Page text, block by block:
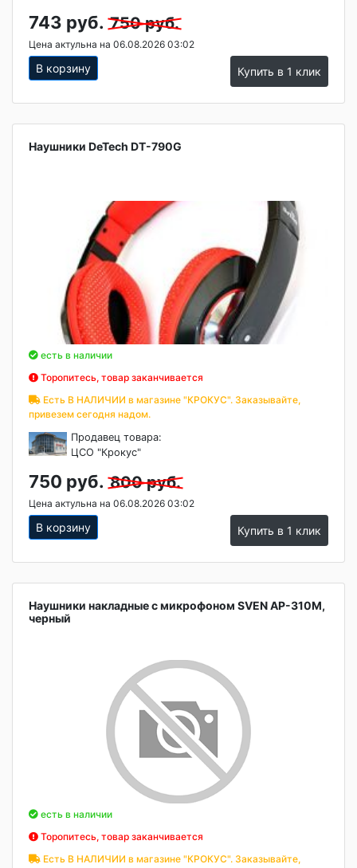
743 руб. 750 руб.
Цена актульна на 06.08.2026 03:02
В корзину Купить в 1 клик
Наушники DeTech DT-790G
есть в наличии
Торопитесь, товар заканчивается
Есть В НАЛИЧИИ в магазине "КРОКУС". Заказывайте,
привезем сегодня надом.
Продавец товара:
ЦСО "Крокус"
750 руб. 800 руб.
Цена актульна на 06.08.2026 03:02
В корзину Купить в 1 клик
Наушники накладные с микрофоном SVEN AP-310M,
черный
есть в наличии
Торопитесь, товар заканчивается
Есть В НАЛИЧИИ в магазине "КРОКУС". Заказывайте,